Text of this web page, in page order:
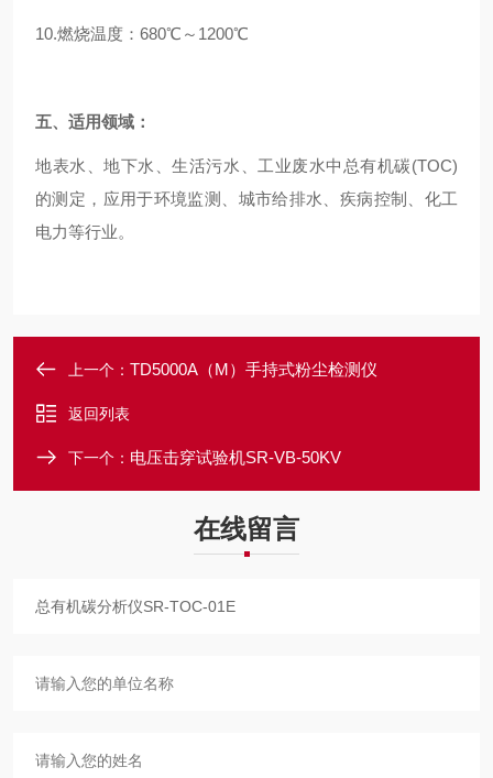
10.燃烧温度：680℃～1200℃
五、适用领域：
地表水、地下水、生活污水、工业废水中总有机碳(TOC)
的测定，应用于环境监测、城市给排水、疾病控制、化工
电力等行业。
上一个： TD5000A（M）手持式粉尘检测仪
返回列表
下一个： 电压击穿试验机SR-VB-50KV
在线留言